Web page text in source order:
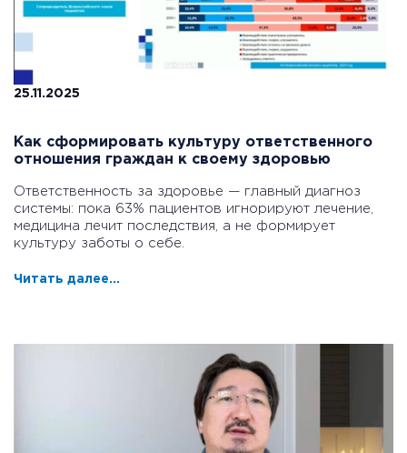
25.11.2025
Как сформировать культуру ответственного
отношения граждан к своему здоровью
Ответственность за здоровье — главный диагноз
системы: пока 63% пациентов игнорируют лечение,
медицина лечит последствия, а не формирует
культуру заботы о себе.
Читать далее...